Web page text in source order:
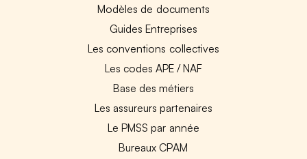
Modèles de documents
Guides Entreprises
Les conventions collectives
Les codes APE / NAF
Base des métiers
Les assureurs partenaires
Le PMSS par année
Bureaux CPAM